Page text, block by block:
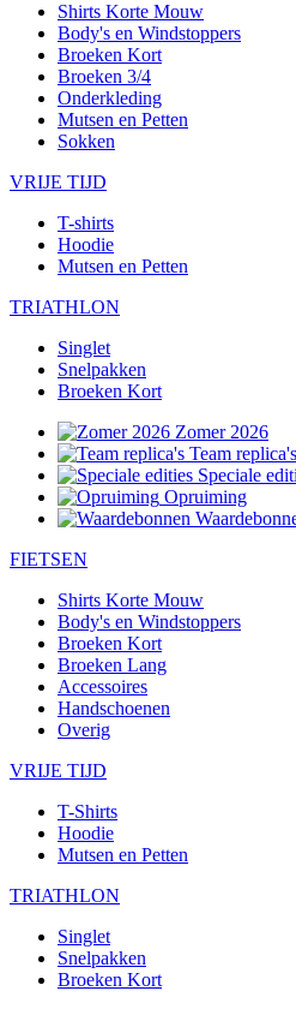
Shirts Korte Mouw
Body's en Windstoppers
Broeken Kort
Broeken 3/4
Onderkleding
Mutsen en Petten
Sokken
VRIJE TIJD
T-shirts
Hoodie
Mutsen en Petten
TRIATHLON
Singlet
Snelpakken
Broeken Kort
Zomer 2026
Team replica's
Speciale
Opruiming
FIETSEN
Shirts Korte Mouw
Body's en Windstoppers
Broeken Kort
Broeken Lang
Accessoires
Handschoenen
Overig
VRIJE TIJD
T-Shirts
Hoodie
Mutsen en Petten
TRIATHLON
Singlet
Snelpakken
Broeken Kort